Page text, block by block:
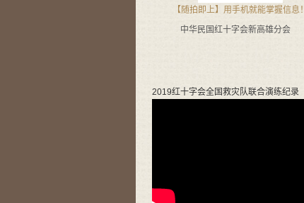
【随拍即上】用手机就能掌握信息！
中华民国红十字会新高雄分会
2019红十字会全国救灾队联合演练纪录